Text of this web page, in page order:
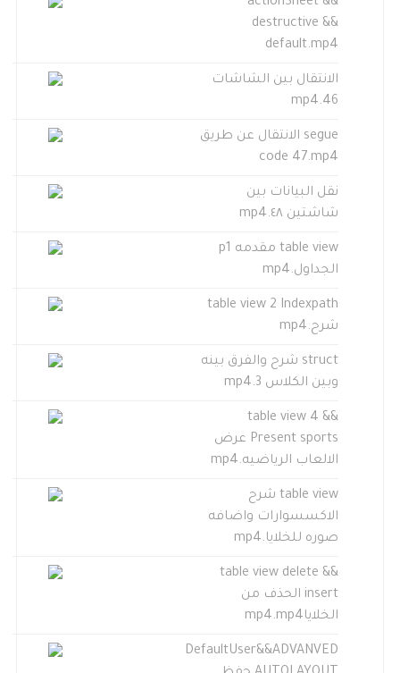
destructive &&
default.mp4
الانتقال بين الشاشات
46.mp4
segue الانتقال عن طريق
code 47.mp4
نقل البيانات بين
شاشتين ٤٨.mp4
table view مقدمه p1
الجداول.mp4
table view 2 Indexpath
شرح.mp4
struct شرح والفرق بينه
وبين الكلاس 3.mp4
table view 4 &&
Present sports عرض
الالعاب الرياضيه.mp4
table view شرح
الاكسسوارات واضافه
صوره للخلايا.mp4
table view delete &&
insert الحذف من
الخلاياmp4.mp4
DefaultUser&&ADVANVED